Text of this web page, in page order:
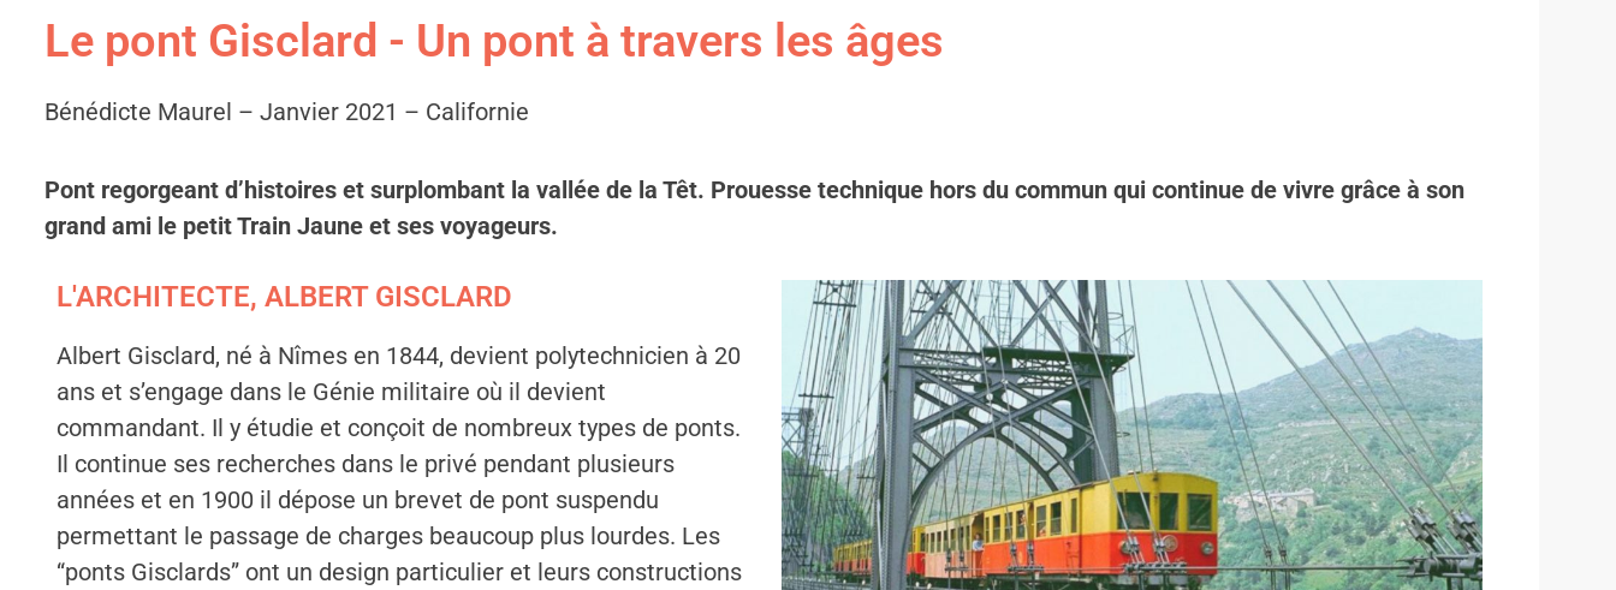
Le pont Gisclard - Un pont à travers les âges
Bénédicte Maurel – Janvier 2021 – Californie
Pont regorgeant d’histoires et surplombant la vallée de la Têt. Prouesse technique hors du commun qui continue de vivre grâce à son
grand ami le petit Train Jaune et ses voyageurs.
L'ARCHITECTE, ALBERT GISCLARD
Albert Gisclard, né à Nîmes en 1844, devient polytechnicien à 20
ans et s’engage dans le Génie militaire où il devient
commandant. Il y étudie et conçoit de nombreux types de ponts.
Il continue ses recherches dans le privé pendant plusieurs
années et en 1900 il dépose un brevet de pont suspendu
permettant le passage de charges beaucoup plus lourdes. Les
“ponts Gisclards” ont un design particulier et leurs constructions